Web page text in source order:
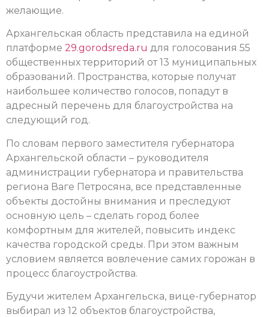
желающие.
Архангельская область представила на единой
платформе 29.gorodsreda.ru для голосования 55
общественных территорий от 13 муниципальных
образований. Пространства, которые получат
наибольшее количество голосов, попадут в
адресный перечень для благоустройства на
следующий год.
По словам первого заместителя губернатора
Архангельской области – руководителя
администрации губернатора и правительства
региона Ваге Петросяна, все представленные
объекты достойны внимания и преследуют
основную цель – сделать город более
комфортным для жителей, повысить индекс
качества городской среды. При этом важным
условием является вовлечение самих горожан в
процесс благоустройства.
Будучи жителем Архангельска, вице-губернатор
выбирал из 12 объектов благоустройства,